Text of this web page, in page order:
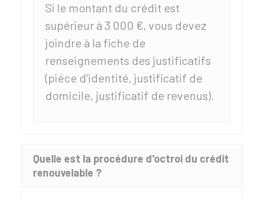
Si le montant du crédit est
supérieur à 3 000 €, vous devez
joindre à la fiche de
renseignements des justificatifs
(pièce d'identité, justificatif de
domicile, justificatif de revenus).
Quelle est la procédure d'octroi du crédit
renouvelable ?